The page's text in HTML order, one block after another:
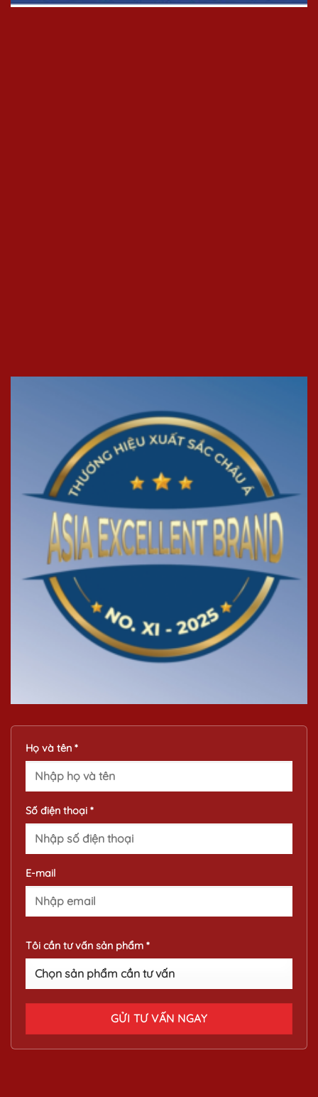
Họ và tên *
Số điện thoại *
E-mail
Tôi cần tư vấn sản phẩm *